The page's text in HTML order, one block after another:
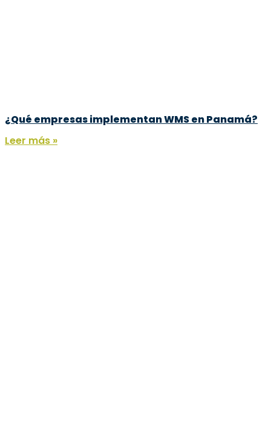
¿Qué empresas implementan WMS en Panamá?
Leer más »